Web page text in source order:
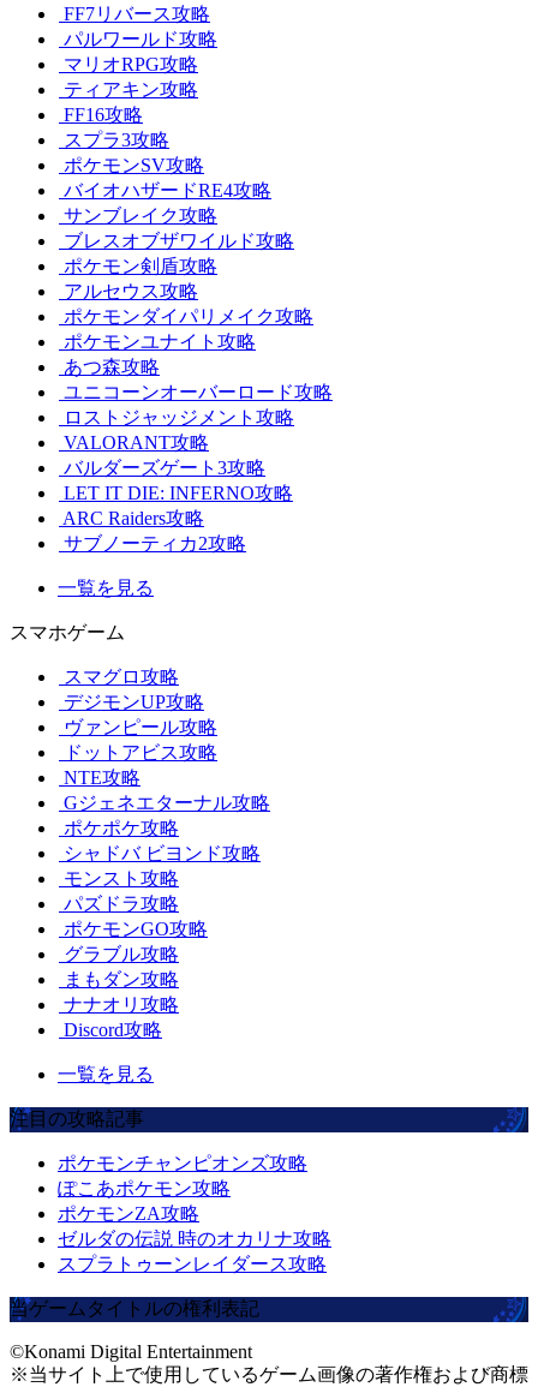
FF7リバース攻略
パルワールド攻略
マリオRPG攻略
ティアキン攻略
FF16攻略
スプラ3攻略
ポケモンSV攻略
バイオハザードRE4攻略
サンブレイク攻略
ブレスオブザワイルド攻略
ポケモン剣盾攻略
アルセウス攻略
ポケモンダイパリメイク攻略
ポケモンユナイト攻略
あつ森攻略
ユニコーンオーバーロード攻略
ロストジャッジメント攻略
VALORANT攻略
バルダーズゲート3攻略
LET IT DIE: INFERNO攻略
ARC Raiders攻略
サブノーティカ2攻略
一覧を見る
スマホゲーム
スマグロ攻略
デジモンUP攻略
ヴァンピール攻略
ドットアビス攻略
NTE攻略
Gジェネエターナル攻略
ポケポケ攻略
シャドバ ビヨンド攻略
モンスト攻略
パズドラ攻略
ポケモンGO攻略
グラブル攻略
まもダン攻略
ナナオリ攻略
Discord攻略
一覧を見る
注目の攻略記事
ポケモンチャンピオンズ攻略
ぽこあポケモン攻略
ポケモンZA攻略
ゼルダの伝説 時のオカリナ攻略
スプラトゥーンレイダース攻略
当ゲームタイトルの権利表記
©Konami Digital Entertainment
※当サイト上で使用しているゲーム画像の著作権および商標